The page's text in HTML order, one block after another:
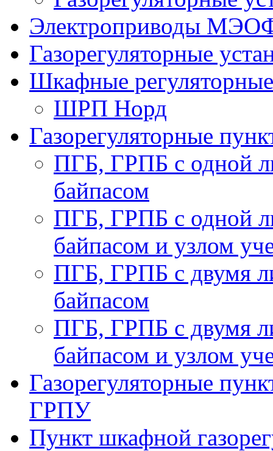
Электроприводы
Газорегуляторные
Шкафные
ШРП Норд
Газорегуляторные
ПГБ, ГРПБ с одной
байпасом
ПГБ, ГРПБ с одной
байпасом и узлом
ПГБ, ГРПБ с двумя
байпасом
ПГБ, ГРПБ с двумя
байпасом и узлом
Газорегуляторные
ГРПУ
Пункт шкафной